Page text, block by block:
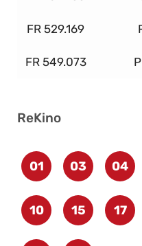
FR 529.169
FR 549.073
ReKino
01 03 04
10 15 17